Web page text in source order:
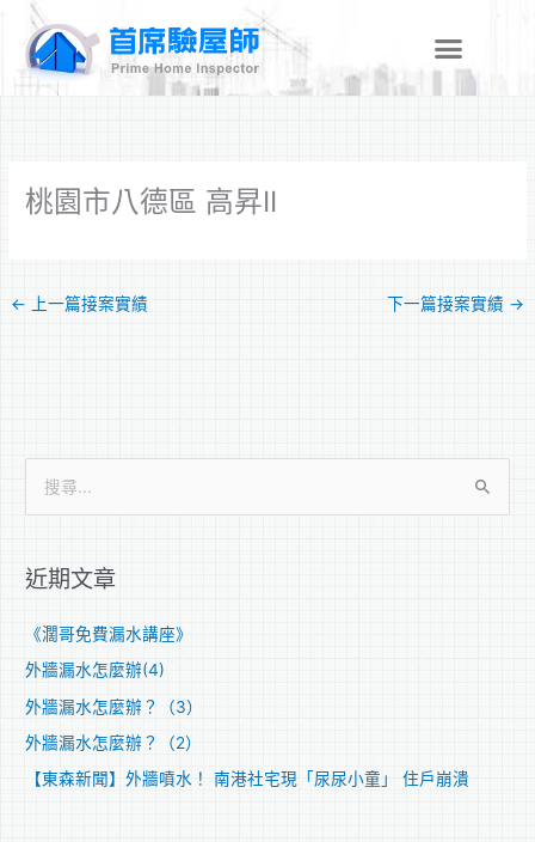
桃園市八德區 高昇II
← 上一篇接案實績 下一篇接案實績 →
鍵
近期文章
《濶哥免費漏水講座》
外牆漏水怎麼辦(4)
外牆漏水怎麼辦？（3）
外牆漏水怎麼辦？（2）
【東森新聞】外牆噴水！ 南港社宅現「尿尿小童」 住戶崩潰